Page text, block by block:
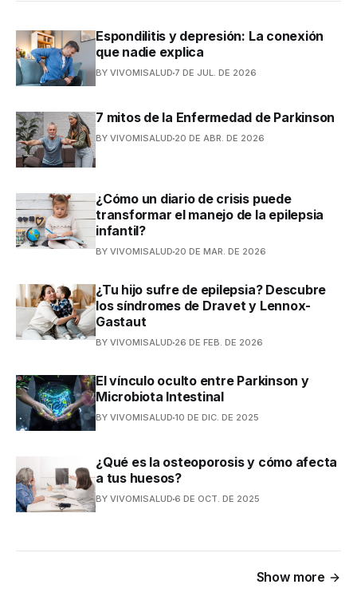
Espondilitis y depresión: La conexión
que nadie explica
BY VIVOMISALUD 7 DE JUL. DE 2026
7 mitos de la Enfermedad de Parkinson
BY VIVOMISALUD 20 DE ABR. DE 2026
¿Cómo un diario de crisis puede
transformar el manejo de la epilepsia
infantil?
BY VIVOMISALUD 20 DE MAR. DE 2026
¿Tu hijo sufre de epilepsia? Descubre
los síndromes de Dravet y Lennox-
Gastaut
BY VIVOMISALUD 26 DE FEB. DE 2026
El vínculo oculto entre Parkinson y
Microbiota Intestinal
BY VIVOMISALUD 10 DE DIC. DE 2025
¿Qué es la osteoporosis y cómo afecta
a tus huesos?
BY VIVOMISALUD 6 DE OCT. DE 2025
Show more